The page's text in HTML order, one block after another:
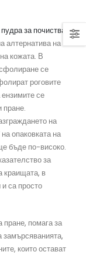
пудра за почистване
алтернатива на
кожата. В
се
роговите
се
пране.
на
опаковката на
бъде по-високо.
за
краищата, в
са просто
пране, помага за
замърсяванията,
които остават